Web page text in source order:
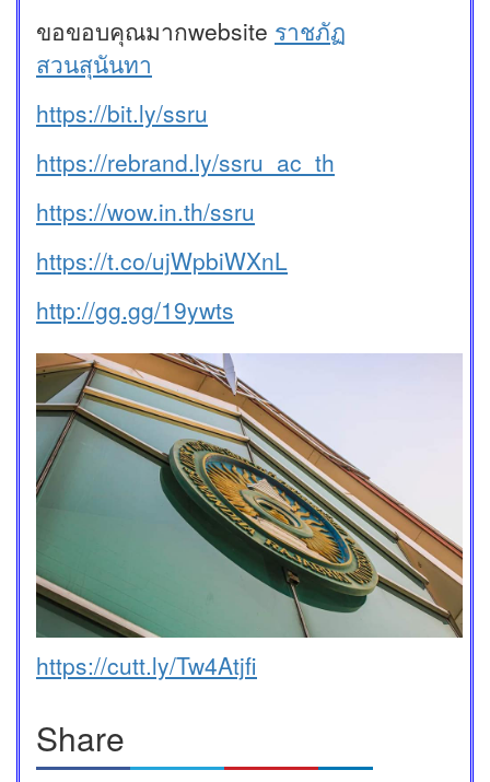
ขอขอบคุณมากwebsite ราชภัฏ
สวนสุนันทา
https://bit.ly/ssru
https://rebrand.ly/ssru_ac_th
https://wow.in.th/ssru
https://t.co/ujWpbiWXnL
http://gg.gg/19ywts
https://cutt.ly/Tw4Atjfi
Share